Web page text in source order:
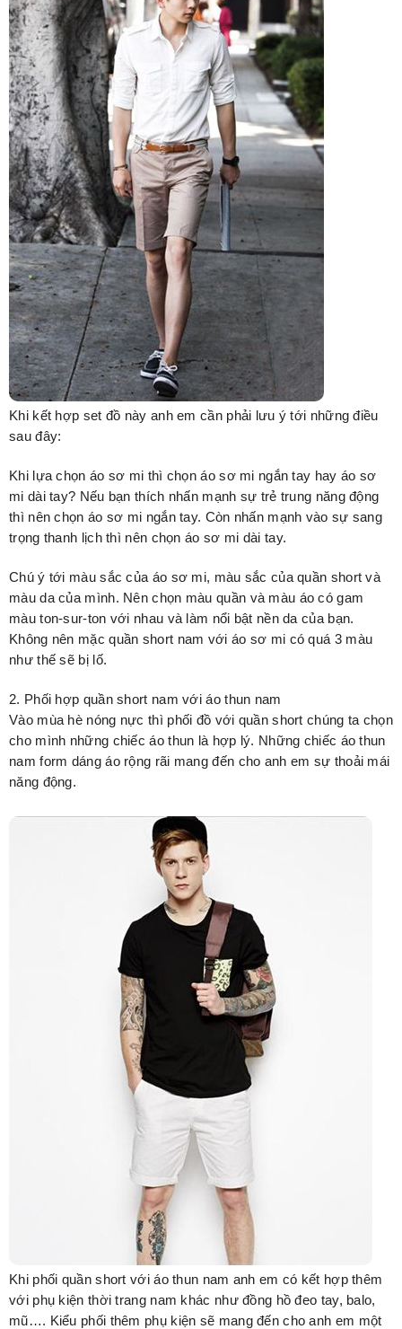
Khi kết hợp set đồ này anh em cần phải lưu ý tới những điều
sau đây:
Khi lựa chọn áo sơ mi thì chọn áo sơ mi ngắn tay hay áo sơ
mi dài tay? Nếu bạn thích nhấn mạnh sự trẻ trung năng động
thì nên chọn áo sơ mi ngắn tay. Còn nhấn mạnh vào sự sang
trọng thanh lịch thì nên chọn áo sơ mi dài tay.
Chú ý tới màu sắc của áo sơ mi, màu sắc của quần short và
màu da của mình. Nên chọn màu quần và màu áo có gam
màu ton-sur-ton với nhau và làm nổi bật nền da của bạn.
Không nên mặc quần short nam với áo sơ mi có quá 3 màu
như thế sẽ bị lố.
2. Phối hợp quần short nam với áo thun nam
Vào mùa hè nóng nực thì phối đồ với quần short chúng ta chọn
cho mình những chiếc áo thun là hợp lý. Những chiếc áo thun
nam form dáng áo rộng rãi mang đến cho anh em sự thoải mái
năng động.
Khi phối quần short với áo thun nam anh em có kết hợp thêm
với phụ kiện thời trang nam khác như đồng hồ đeo tay, balo,
mũ…. Kiểu phối thêm phụ kiện sẽ mang đến cho anh em một